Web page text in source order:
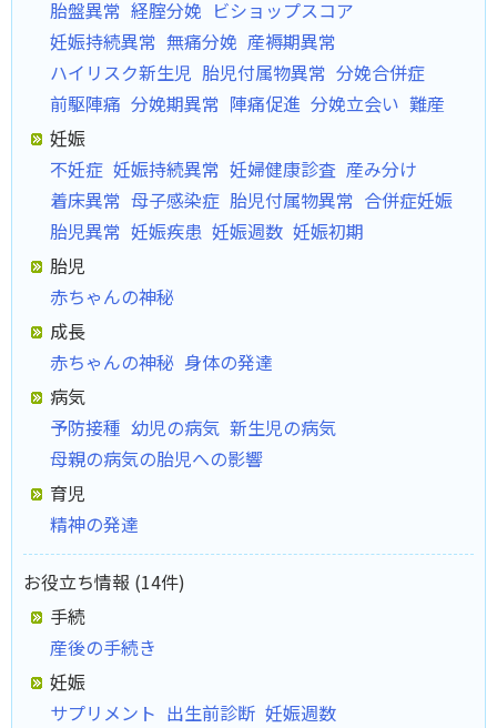
胎盤異常 経腟分娩 ビショップスコア
妊娠持続異常 無痛分娩 産褥期異常
ハイリスク新生児 胎児付属物異常 分娩合併症
前駆陣痛 分娩期異常 陣痛促進 分娩立会い 難産
妊娠
不妊症 妊娠持続異常 妊婦健康診査 産み分け
着床異常 母子感染症 胎児付属物異常 合併症妊娠
胎児異常 妊娠疾患 妊娠週数 妊娠初期
胎児
赤ちゃんの神秘
成長
赤ちゃんの神秘 身体の発達
病気
予防接種 幼児の病気 新生児の病気
母親の病気の胎児への影響
育児
精神の発達
お役立ち情報 (14件)
手続
産後の手続き
妊娠
サプリメント 出生前診断 妊娠週数